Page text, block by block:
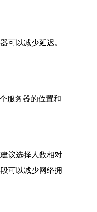
可以减少延迟。
服务器的位置和
议选择人数相对
可以减少网络拥